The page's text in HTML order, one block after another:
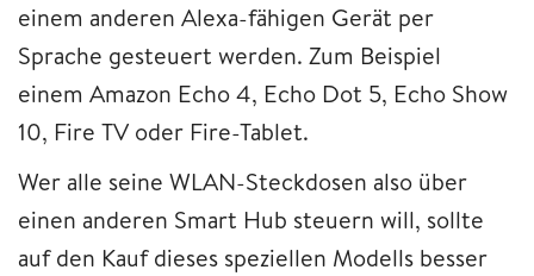
einem anderen Alexa-fähigen Gerät per
Sprache gesteuert werden. Zum Beispiel
einem Amazon Echo 4, Echo Dot 5, Echo Show
10, Fire TV oder Fire-Tablet.
Wer alle seine WLAN-Steckdosen also über
einen anderen Smart Hub steuern will, sollte
auf den Kauf dieses speziellen Modells besser